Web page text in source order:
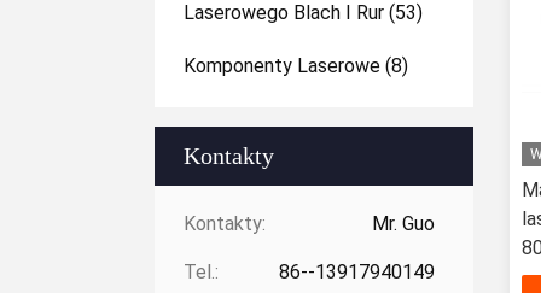
Laserowego Blach I Rur (53)
Komponenty Laserowe (8)
Kontakty
Kontakty: Mr. Guo
Tel.: 86--13917940149